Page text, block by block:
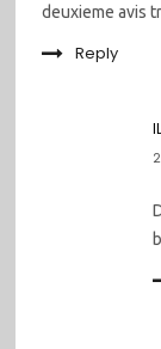
deuxieme avis
Reply